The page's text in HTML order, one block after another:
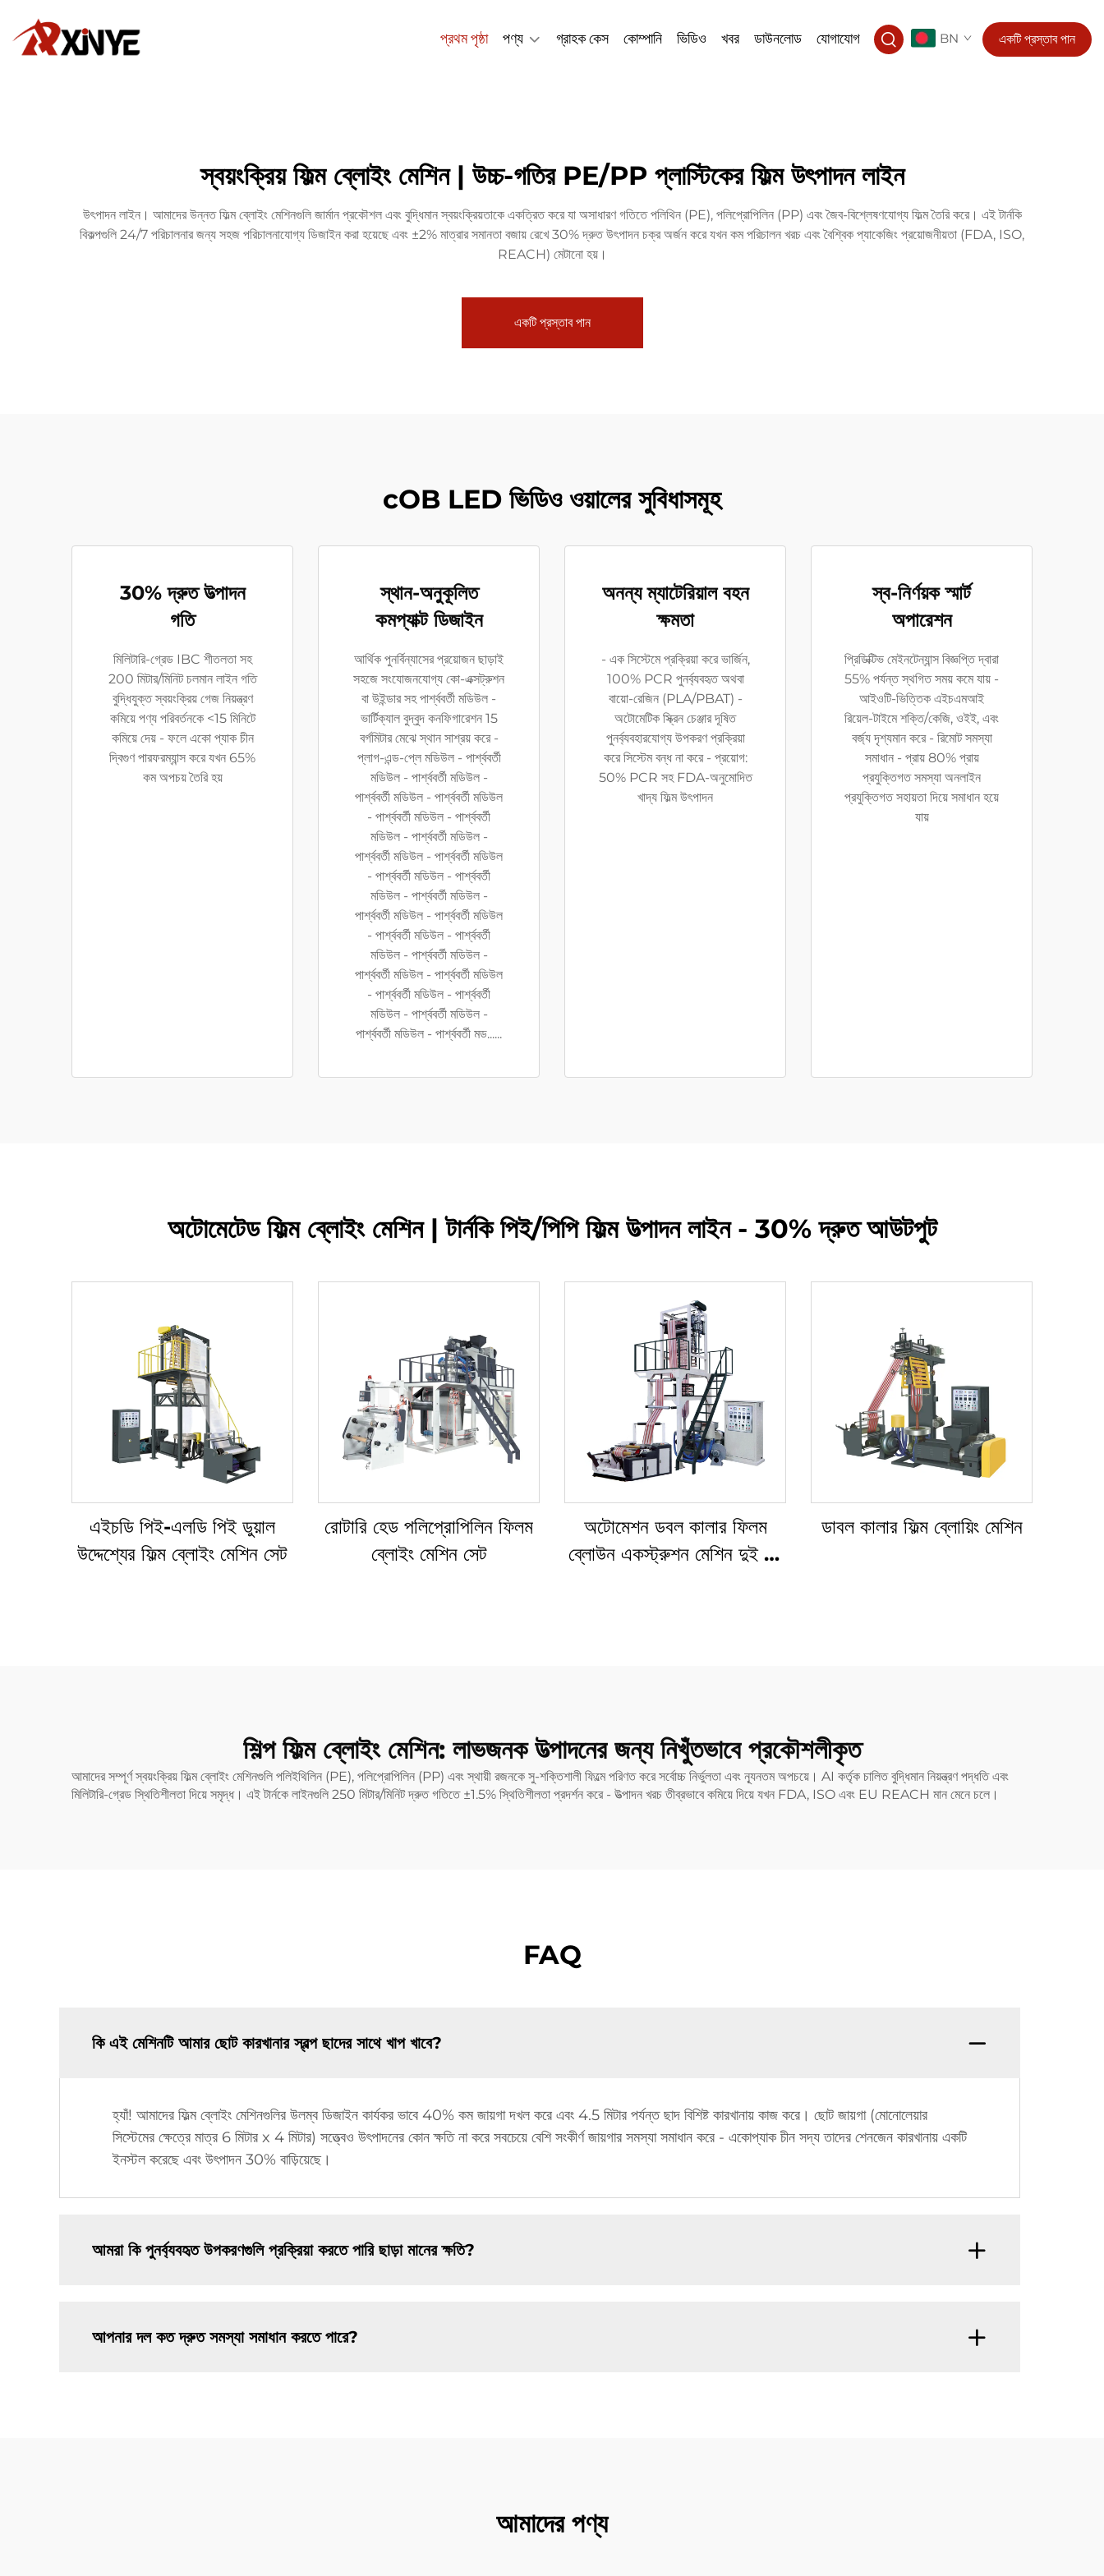
প্রথম পৃষ্ঠা পণ্য গ্রাহক কেস কোম্পানি ভিডিও খবর ডাউনলোড যোগাযোগ BN একটি প্রস্তাব পান
স্বয়ংক্রিয় ফিল্ম ব্লোইং মেশিন | উচ্চ-গতির PE/PP প্লাস্টিকের ফিল্ম উৎপাদন লাইন
উৎপাদন লাইন। আমাদের উন্নত ফিল্ম ব্লোইং মেশিনগুলি জার্মান প্রকৌশল এবং বুদ্ধিমান স্বয়ংক্রিয়তাকে একত্রিত করে যা অসাধারণ গতিতে পলিথিন (PE), পলিপ্রোপিলিন (PP) এবং জৈব-বিশ্লেষণযোগ্য ফিল্ম তৈরি করে। এই টার্নকি
বিকল্পগুলি 24/7 পরিচালনার জন্য সহজ পরিচালনাযোগ্য ডিজাইন করা হয়েছে এবং ±2% মাত্রার সমানতা বজায় রেখে 30% দ্রুত উৎপাদন চক্র অর্জন করে যখন কম পরিচালন খরচ এবং বৈশ্বিক প্যাকেজিং প্রয়োজনীয়তা (FDA, ISO,
REACH) মেটানো হয়।
একটি প্রস্তাব পান
cOB LED ভিডিও ওয়ালের সুবিধাসমূহ
30% দ্রুত উত্পাদন
গতি
মিলিটারি-গ্রেড IBC শীতলতা সহ
200 মিটার/মিনিট চলমান লাইন গতি
বুদ্ধিযুক্ত স্বয়ংক্রিয় গেজ নিয়ন্ত্রণ
কমিয়ে পণ্য পরিবর্তনকে <15 মিনিটে
কমিয়ে দেয় - ফলে একো প্যাক চীন
দ্বিগুণ পারফরম্যান্স করে যখন 65%
কম অপচয় তৈরি হয়
স্থান-অনুকূলিত
কমপ্যাক্ট ডিজাইন
আর্থিক পুনর্বিন্যাসের প্রয়োজন ছাড়াই
সহজে সংযোজনযোগ্য কো-এক্সট্রুশন
বা উইন্ডার সহ পার্শ্ববর্তী মডিউল -
ভার্টিক্যাল বুদ্বুদ কনফিগারেশন 15
বর্গমিটার মেঝে স্থান সাশ্রয় করে -
প্লাগ-এন্ড-প্লে মডিউল - পার্শ্ববর্তী
মডিউল - পার্শ্ববর্তী মডিউল -
পার্শ্ববর্তী মডিউল - পার্শ্ববর্তী মডিউল
- পার্শ্ববর্তী মডিউল - পার্শ্ববর্তী
মডিউল - পার্শ্ববর্তী মডিউল -
পার্শ্ববর্তী মডিউল - পার্শ্ববর্তী মডিউল
- পার্শ্ববর্তী মডিউল - পার্শ্ববর্তী
মডিউল - পার্শ্ববর্তী মডিউল -
পার্শ্ববর্তী মডিউল - পার্শ্ববর্তী মডিউল
- পার্শ্ববর্তী মডিউল - পার্শ্ববর্তী
মডিউল - পার্শ্ববর্তী মডিউল -
পার্শ্ববর্তী মডিউল - পার্শ্ববর্তী মডিউল
- পার্শ্ববর্তী মডিউল - পার্শ্ববর্তী
মডিউল - পার্শ্ববর্তী মডিউল -
পার্শ্ববর্তী মডিউল - পার্শ্ববর্তী মড......
অনন্য ম্যাটেরিয়াল বহন
ক্ষমতা
- এক সিস্টেমে প্রক্রিয়া করে ভার্জিন,
100% PCR পুনর্ব্যবহৃত অথবা
বায়ো-রেজিন (PLA/PBAT) -
অটোমেটিক স্ক্রিন চেঞ্জার দূষিত
পুনর্ব্যবহারযোগ্য উপকরণ প্রক্রিয়া
করে সিস্টেম বন্ধ না করে - প্রয়োগ:
50% PCR সহ FDA-অনুমোদিত
খাদ্য ফিল্ম উৎপাদন
স্ব-নির্ণয়ক স্মার্ট
অপারেশন
প্রিডিক্টিভ মেইনটেন্যান্স বিজ্ঞপ্তি দ্বারা
55% পর্যন্ত স্থগিত সময় কমে যায় -
আইওটি-ভিত্তিক এইচএমআই
রিয়েল-টাইমে শক্তি/কেজি, ওইই, এবং
বর্জ্য দৃশ্যমান করে - রিমোট সমস্যা
সমাধান - প্রায় 80% প্রায়
প্রযুক্তিগত সমস্যা অনলাইন
প্রযুক্তিগত সহায়তা দিয়ে সমাধান হয়ে
যায়
অটোমেটেড ফিল্ম ব্লোইং মেশিন | টার্নকি পিই/পিপি ফিল্ম উত্পাদন লাইন - 30% দ্রুত আউটপুট
এইচডি পিই-এলডি পিই ডুয়াল
উদ্দেশ্যের ফিল্ম ব্লোইং মেশিন সেট
রোটারি হেড পলিপ্রোপিলিন ফিলম
ব্লোইং মেশিন সেট
অটোমেশন ডবল কালার ফিলম
ব্লোউন একস্ট্রুশন মেশিন দুই রঙ
ডাবল কালার ফিল্ম ব্লোয়িং মেশিন
শিল্প ফিল্ম ব্লোইং মেশিন: লাভজনক উত্পাদনের জন্য নিখুঁতভাবে প্রকৌশলীকৃত
আমাদের সম্পূর্ণ স্বয়ংক্রিয় ফিল্ম ব্লোইং মেশিনগুলি পলিইথিলিন (PE), পলিপ্রোপিলিন (PP) এবং স্থায়ী রজনকে সু-শক্তিশালী ফিল্মে পরিণত করে সর্বোচ্চ নির্ভুলতা এবং ন্যূনতম অপচয়ে। AI কর্তৃক চালিত বুদ্ধিমান নিয়ন্ত্রণ পদ্ধতি এবং
মিলিটারি-গ্রেড স্থিতিশীলতা দিয়ে সমৃদ্ধ। এই টার্নকে লাইনগুলি 250 মিটার/মিনিট দ্রুত গতিতে ±1.5% স্থিতিশীলতা প্রদর্শন করে - উত্পাদন খরচ তীব্রভাবে কমিয়ে দিয়ে যখন FDA, ISO এবং EU REACH মান মেনে চলে।
FAQ
কি এই মেশিনটি আমার ছোট কারখানার স্বল্প ছাদের সাথে খাপ খাবে?
হ্যাঁ! আমাদের ফিল্ম ব্লোইং মেশিনগুলির উলম্ব ডিজাইন কার্যকর ভাবে 40% কম জায়গা দখল করে এবং 4.5 মিটার পর্যন্ত ছাদ বিশিষ্ট কারখানায় কাজ করে। ছোট জায়গা (মোনোলেয়ার
সিস্টেমের ক্ষেত্রে মাত্র 6 মিটার x 4 মিটার) সত্ত্বেও উৎপাদনের কোন ক্ষতি না করে সবচেয়ে বেশি সংকীর্ণ জায়গার সমস্যা সমাধান করে - একোপ্যাক চীন সদ্য তাদের শেনজেন কারখানায় একটি
ইনস্টল করেছে এবং উৎপাদন 30% বাড়িয়েছে।
আমরা কি পুনর্ব্যবহৃত উপকরণগুলি প্রক্রিয়া করতে পারি ছাড়া মানের ক্ষতি?
আপনার দল কত দ্রুত সমস্যা সমাধান করতে পারে?
আমাদের পণ্য